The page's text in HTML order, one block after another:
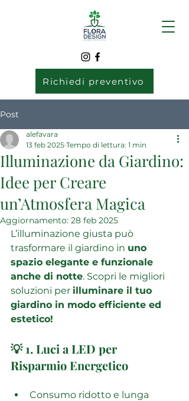
Richiedi preventivo
Post
Illuminazione da Giardino:
Idee per Creare
un’Atmosfera Magica
alefavara
13 feb 2025 Tempo di lettura: 1 min
Aggiornamento: 28 feb 2025
L’illuminazione giusta può
trasformare il giardino in uno
spazio elegante e funzionale
anche di notte. Scopri le migliori
soluzioni per illuminare il tuo
giardino in modo efficiente ed
estetico!
💡 1. Luci a LED per
Risparmio Energetico
Consumo ridotto e lunga